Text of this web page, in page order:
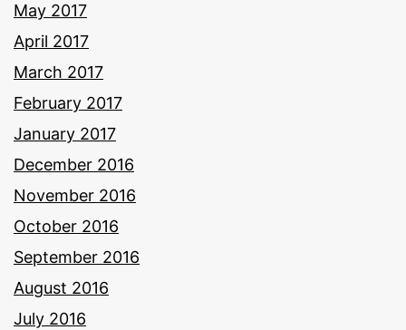
May 2017
April 2017
March 2017
February 2017
January 2017
December 2016
November 2016
October 2016
September 2016
August 2016
July 2016